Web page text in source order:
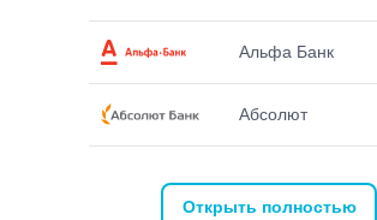
Альфа Банк
Абсолют
Открыть полностью